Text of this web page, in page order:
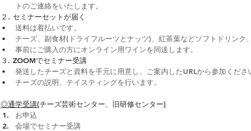
トのご連絡をいたします。
２. セミナーセットが届く
送料は着払いです。
チーズ、副食材(ドライフルーツとナッツ)、紅茶葉などソフトドリンク
事前にご購入の方にオンライン用ワインを同送します。
３. ZOOMでセミナー受講
発送したチーズと資料を手元に用意し、ご案内したURLから参加くださ
チーズの説明、テイスティングを行います。
◎通学受講(チーズ芸術センター、旧研修センター)
お申込
会場でセミナー受講